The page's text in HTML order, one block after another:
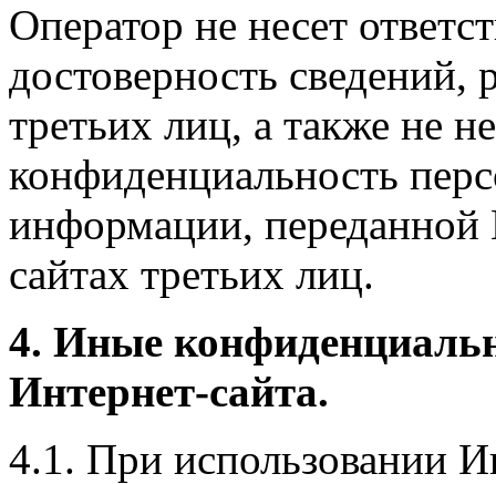
Оператор не несет
достоверность
третьих лиц, а также не
конфиденциальность
информации, переданной
сайтах третьих лиц.
4. Иные
Интернет-сайта.
4.1. При использовании